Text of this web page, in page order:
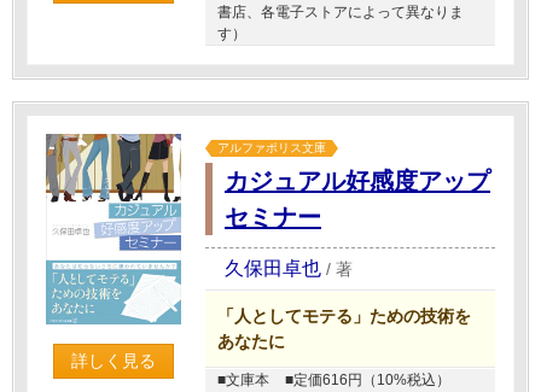
書店、各電子ストアによって異なりま
す）
詳しく見る
アルファポリス文庫
カジュアル好感度アップ
セミナー
久保田卓也 / 著
「人としてモテる」ための技術を
あなたに
■文庫本
■定価616円（10%税込）